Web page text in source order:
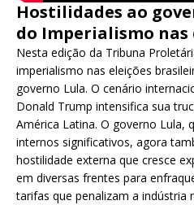
Hostilidades ao
do Imperialismo nas
Nesta edição da Tribuna
imperialismo nas eleições
governo Lula. O cenário
Donald Trump intensifica sua
América Latina. O governo Lula,
internos significativos, agora
hostilidade externa que cresce
em diversas frentes para
tarifas que penalizam a indústria